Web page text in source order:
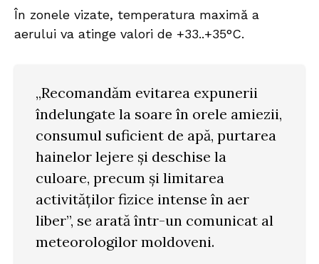
În zonele vizate, temperatura maximă a
aerului va atinge valori de +33..+35°C.
„Recomandăm evitarea expunerii
îndelungate la soare în orele amiezii,
consumul suficient de apă, purtarea
hainelor lejere și deschise la
culoare, precum și limitarea
activităților fizice intense în aer
liber”, se arată într-un comunicat al
meteorologilor moldoveni.